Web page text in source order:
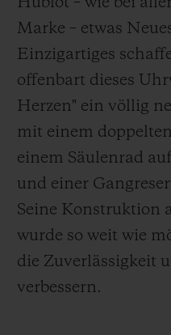
Marke – etwas
Einzigartiges
offenbart dieses
Herzen" ein völlig
mit einem
einem Säulenrad
und einer
Seine Konstruktion
wurde so weit wie
die Zuverlässigkeit
verbessern.